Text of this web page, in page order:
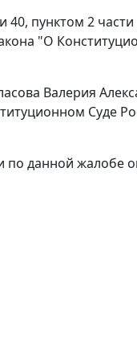
40, пунктом 2
"О
Валерия
Суде
по данной жалобе